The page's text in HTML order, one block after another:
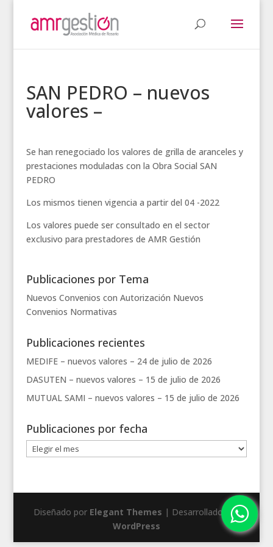
SAN PEDRO – nuevos
valores –
Se han renegociado los valores de grilla de aranceles y
prestaciones moduladas con la Obra Social SAN
PEDRO
Los mismos tienen vigencia a partir del 04 -2022
Los valores puede ser consultado en el sector
exclusivo para prestadores de AMR Gestión
Publicaciones por Tema
Nuevos Convenios con Autorización Nuevos
Convenios Normativas
Publicaciones recientes
MEDIFE – nuevos valores – 24 de julio de 2026
DASUTEN – nuevos valores – 15 de julio de 2026
MUTUAL SAMI – nuevos valores – 15 de julio de 2026
Publicaciones por fecha
Publicaciones
por
Diseñado por Elegant Themes | Desarrollado por
WordPress